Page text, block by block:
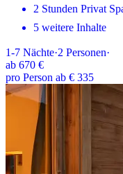
2 Stunden Privat
5 weitere Inhalte
1-7 Nächte·2 Personen·
ab 670 €
pro Person ab € 335